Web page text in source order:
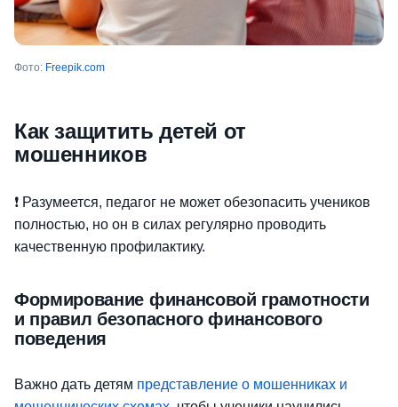
Фото: Freepik.com
Как защитить детей от
мошенников
❗ Разумеется, педагог не может обезопасить учеников
полностью, но он в силах регулярно проводить
качественную профилактику.
Формирование финансовой грамотности
и правил безопасного финансового
поведения
Важно дать детям представление о мошенниках и